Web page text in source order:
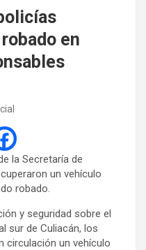
en
la Secretaría de
un vehículo
robado.
y seguridad sobre el
sur de Culiacán, los
circulación un vehículo